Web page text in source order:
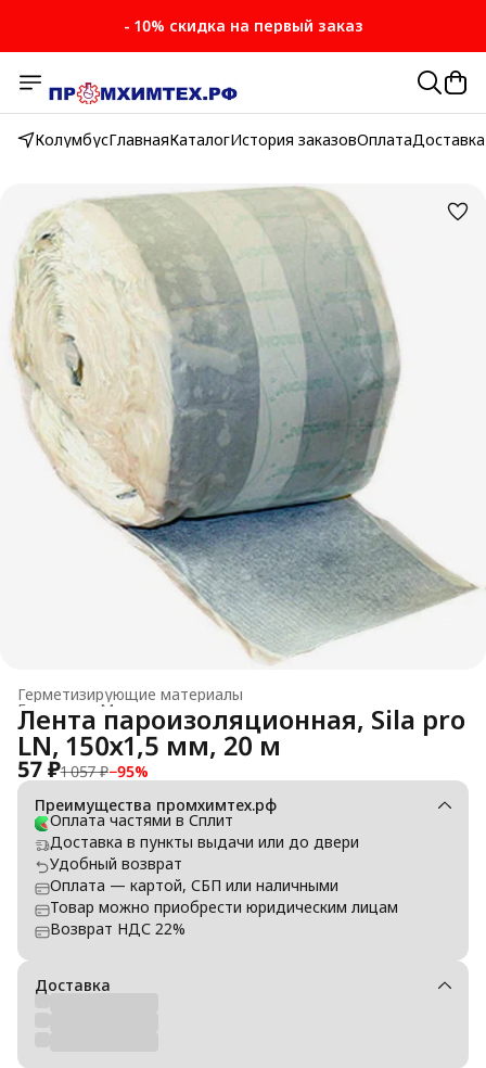
- 10% скидка на первый заказ
КолумбусГлавнаяКаталогИстория заказовОплатаДоставка
Герметизирующие материалы
Монтажные материалы и силиконовые смазки
Главная
Лента пароизоляционная, Sila pro
LN, 150х1,5 мм, 20 м
57 ₽1 057 ₽−95%
Преимущества промхимтех.рф
Оплата частями в Сплит
Доставка в пункты выдачи или до двери
Удобный возврат
Оплата — картой, СБП или наличными
Товар можно приобрести юридическим лицам
Возврат НДС 22%
Доставка